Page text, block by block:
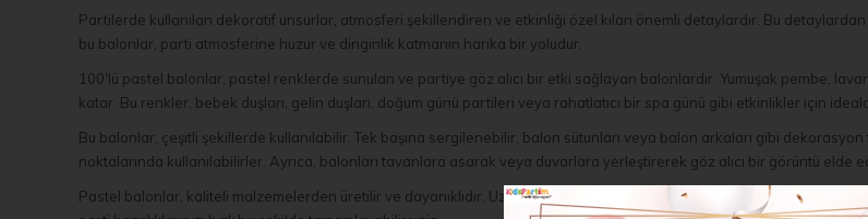
Partilerde kullanılan dekoratif unsurlar, atmosferi şekillendiren ve etkinliği özel kılan önemli detaylardır. Bu
bu balonlar, parti atmosferine huzur ve dinginlik katmanın harika bir yoludur.
100'lü pastel balonlar, pastel renklerde sunulan ve partiye göz alıcı bir etki sağlayan balonlardır. Yumuşak pembe,
katar. Bu renkler, bebek duşları, gelin duşları, doğum günü partileri veya rahatlatıcı bir spa günü gibi etkinlikler için
Bu balonlar, çeşitli şekillerde kullanılabilir. Tek başına sergilenebilir, balon sütunları veya balon arkaları gibi
noktalarında kullanılabilirler. Ayrıca, balonları tavanlara asarak veya duvarlara yerleştirerek göz alıcı bir görüntü elde
Pastel balonlar, kaliteli malzemelerden üretilir ve dayanıklıdır. Uzun süre şişik kalır ve renklerini korur, böylece etkinlik